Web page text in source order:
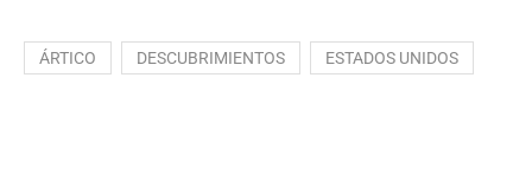
ÁRTICO DESCUBRIMIENTOS ESTADOS UNIDOS